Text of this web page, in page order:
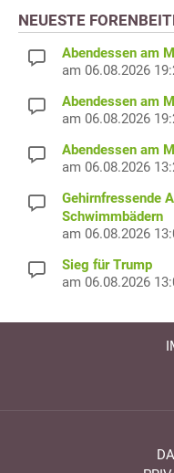
NEUESTE
Abendessen am
am 06.08.2026
Abendessen am
am 06.08.2026
Abendessen am
am 06.08.2026
Gehirnfressende
Schwimmbädern
am 06.08.2026
Sieg für Trump
am 06.08.2026